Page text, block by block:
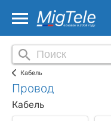
Кабель
Провод
Кабель